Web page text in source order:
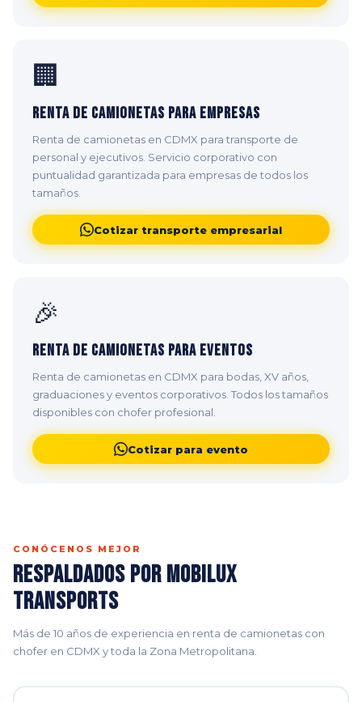
🏢
Renta de Camionetas para Empresas
Renta de camionetas en CDMX para transporte de
personal y ejecutivos. Servicio corporativo con
puntualidad garantizada para empresas de todos los
tamaños.
Cotizar transporte empresarial
🎉
Renta de Camionetas para Eventos
Renta de camionetas en CDMX para bodas, XV años,
graduaciones y eventos corporativos. Todos los tamaños
disponibles con chofer profesional.
Cotizar para evento
CONÓCENOS MEJOR
Respaldados por Mobilux
Transports
Más de 10 años de experiencia en renta de camionetas con
chofer en CDMX y toda la Zona Metropolitana.